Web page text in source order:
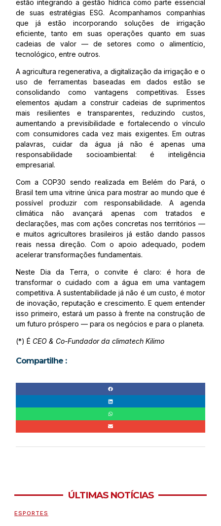
estão integrando a gestão hídrica como parte essencial
de suas estratégias ESG. Acompanhamos companhias
que já estão incorporando soluções de irrigação
eficiente, tanto em suas operações quanto em suas
cadeias de valor — de setores como o alimentício,
tecnológico, entre outros.
A agricultura regenerativa, a digitalização da irrigação e o
uso de ferramentas baseadas em dados estão se
consolidando como vantagens competitivas. Esses
elementos ajudam a construir cadeias de suprimentos
mais resilientes e transparentes, reduzindo custos,
aumentando a previsibilidade e fortalecendo o vínculo
com consumidores cada vez mais exigentes. Em outras
palavras, cuidar da água já não é apenas uma
responsabilidade socioambiental: é inteligência
empresarial.
Com a COP30 sendo realizada em Belém do Pará, o
Brasil tem uma vitrine única para mostrar ao mundo que é
possível produzir com responsabilidade. A agenda
climática não avançará apenas com tratados e
declarações, mas com ações concretas nos territórios —
e muitos agricultores brasileiros já estão dando passos
reais nessa direção. Com o apoio adequado, podem
acelerar transformações fundamentais.
Neste Dia da Terra, o convite é claro: é hora de
transformar o cuidado com a água em uma vantagem
competitiva. A sustentabilidade já não é um custo, é motor
de inovação, reputação e crescimento. E quem entender
isso primeiro, estará um passo à frente na construção de
um futuro próspero — para os negócios e para o planeta.
(*) É CEO & Co-Fundador da climatech Kilimo
Compartilhe :
ÚLTIMAS NOTÍCIAS
ESPORTES